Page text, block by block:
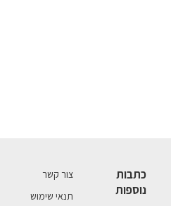
כתבות
נוספות
צור קשר
תנאי שימוש